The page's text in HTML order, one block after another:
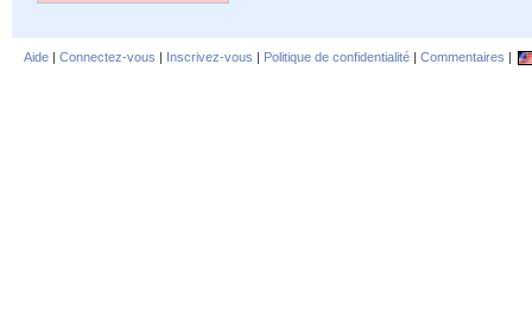
Aide | Connectez-vous | Inscrivez-vous | Politique de confidentialité | Commentaires |